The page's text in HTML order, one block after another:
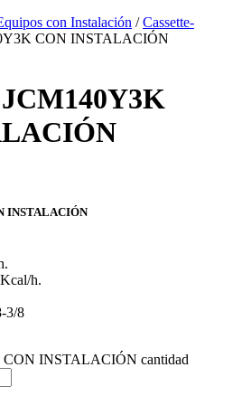
con Instalación /Cassette-
CON INSTALACIÓN
INSTALACIÓN
h.
3/8
INSTALACIÓN cantidad